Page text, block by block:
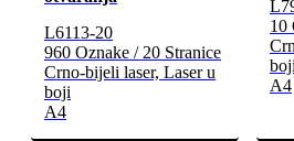
L6113-20
960 Oznake / 20 Stranice
Crno-bijeli laser, Laser u
boji
A4
10
boji
A4